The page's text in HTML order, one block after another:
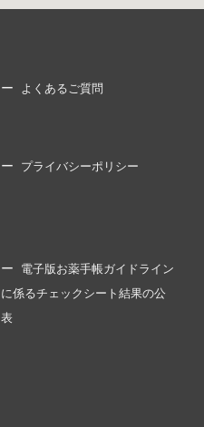
よくあるご質問
プライバシーポリシー
電子版お薬手帳ガイドライン
に係るチェックシート結果の公
表